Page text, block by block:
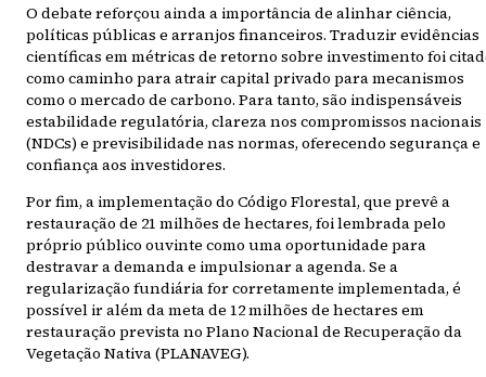
O debate reforçou ainda a importância de alinhar ciência,
políticas públicas e arranjos financeiros. Traduzir evidências
científicas em métricas de retorno sobre investimento foi
como caminho para atrair capital privado para mecanismos
como o mercado de carbono. Para tanto, são indispensáveis
estabilidade regulatória, clareza nos compromissos nacionais
(NDCs) e previsibilidade nas normas, oferecendo segurança e
confiança aos investidores.
Por fim, a implementação do Código Florestal, que prevê a
restauração de 21 milhões de hectares, foi lembrada pelo
próprio público ouvinte como uma oportunidade para
destravar a demanda e impulsionar a agenda. Se a
regularização fundiária for corretamente implementada, é
possível ir além da meta de 12 milhões de hectares em
restauração prevista no Plano Nacional de Recuperação da
Vegetação Nativa (PLANAVEG).